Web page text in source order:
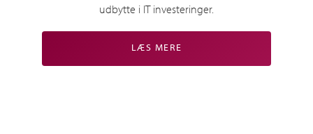
udbytte i IT investeringer.
LÆS MERE